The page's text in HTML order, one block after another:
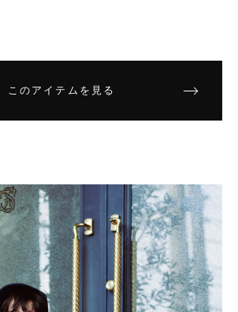
このアイテムを見る